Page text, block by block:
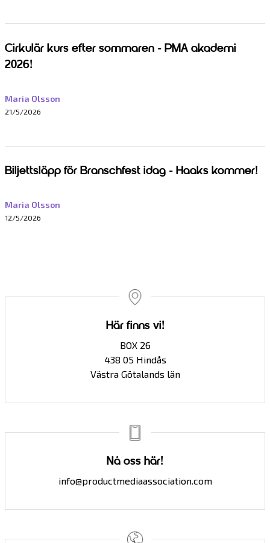
Cirkulär kurs efter sommaren - PMA akademi
2026!
Maria Olsson
21/5/2026
Biljettsläpp för Branschfest idag - Haaks kommer!
Maria Olsson
12/5/2026
Här finns vi!
BOX 26
438 05 Hindås
Västra Götalands län
Nå oss här!
info@productmediaassociation.com